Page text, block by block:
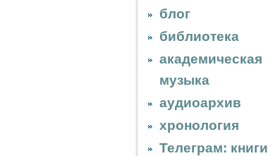
блог
библиотека
академическая
музыка
аудиоархив
хронология
Телеграм: книги